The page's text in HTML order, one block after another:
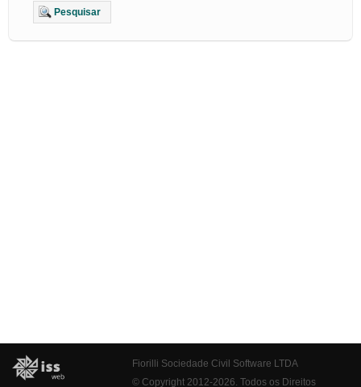
Pesquisar
Fiorilli Sociedade Civil Software LTDA
© Copyright 2012-2026. Todos os Direitos